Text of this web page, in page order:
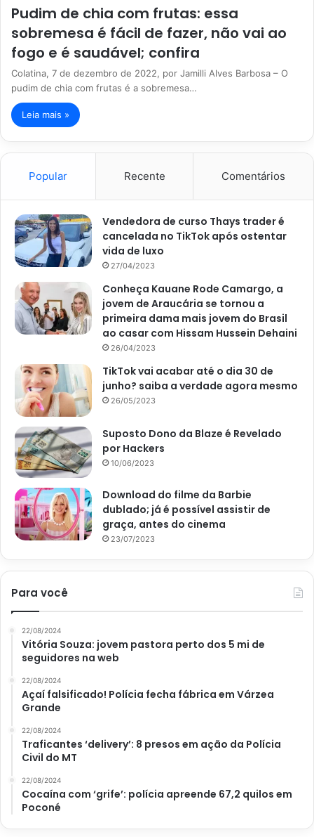
Pudim de chia com frutas: essa
sobremesa é fácil de fazer, não vai ao
fogo e é saudável; confira
Colatina, 7 de dezembro de 2022, por Jamilli Alves Barbosa – O
pudim de chia com frutas é a sobremesa…
Leia mais »
Popular Recente Comentários
Vendedora de curso Thays trader é
cancelada no TikTok após ostentar
vida de luxo
27/04/2023
Conheça Kauane Rode Camargo, a
jovem de Araucária se tornou a
primeira dama mais jovem do Brasil
ao casar com Hissam Hussein Dehaini
26/04/2023
TikTok vai acabar até o dia 30 de
junho? saiba a verdade agora mesmo
26/05/2023
Suposto Dono da Blaze é Revelado
por Hackers
10/06/2023
Download do filme da Barbie
dublado; já é possível assistir de
graça, antes do cinema
23/07/2023
Para você
22/08/2024
Vitória Souza: jovem pastora perto dos 5 mi de
seguidores na web
22/08/2024
Açaí falsificado! Polícia fecha fábrica em Várzea
Grande
22/08/2024
Traficantes ‘delivery’: 8 presos em ação da Polícia
Civil do MT
22/08/2024
Cocaína com ‘grife’: polícia apreende 67,2 quilos em
Poconé